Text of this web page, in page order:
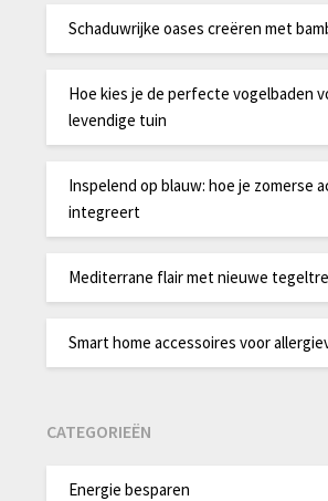
Schaduwrijke oases creëren met
Hoe kies je de perfecte vogelbaden
levendige tuin
Inspelend op blauw: hoe je zomerse
integreert
Mediterrane flair met nieuwe
Smart home accessoires voor
CATEGORIEËN
Energie besparen